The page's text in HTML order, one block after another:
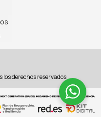
los derechos reservados